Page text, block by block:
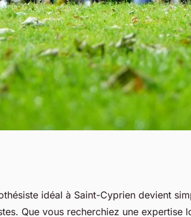
idéal à Saint-Cyprien devient
Que vous recherchiez une expertise